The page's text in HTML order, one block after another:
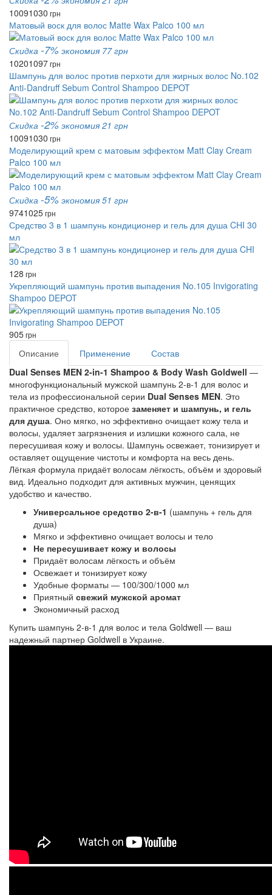
10091030 грн
Матовый воск для волос Matte Wax Palco 100 мл
Скидка -7% экономия 77 грн
10201097грн
Шампунь для волос против перхоти для жирных волос No.102
Anti-Dandruff Sebum Control Shampoo DEPOT
Скидка -2% экономия 21 грн
10091030 грн
Моделирующий крем с матовым эффектом Matt Clay Cream
Palco 100 мл
Скидка -5% экономия 51 грн
9741025грн
Средство 3 в 1 шампунь кондиционер и гель для душа CHI 30
мл
128 грн
Укрепляющий шампунь против выпадения No.105 Invigorating
Shampoo DEPOT
905грн
Описание Применение
Состав
Dual Senses MEN 2-in-1 Shampoo & Body Wash Goldwell —
многофункциональный мужской шампунь 2-в-1 для волос и
тела из профессиональной серии Dual Senses MEN. Это
практичное средство, которое заменяет и шампунь, и гель
для душа. Оно мягко, но эффективно очищает кожу тела и
волосы, удаляет загрязнения и излишки кожного сала, не
пересушивая кожу и волосы. Шампунь освежает, тонизирует и
оставляет ощущение чистоты и комфорта на весь день.
Лёгкая формула придаёт волосам лёгкость, объём и здоровый
вид. Идеально подходит для активных мужчин, ценящих
удобство и качество.
Универсальное средство 2-в-1 (шампунь + гель для
душа)
Мягко и эффективно очищает волосы и тело
Не пересушивает кожу и волосы
Придаёт волосам лёгкость и объём
Освежает и тонизирует кожу
Удобные форматы — 100/300/1000 мл
Приятный свежий мужской аромат
Экономичный расход
Купить шампунь 2-в-1 для волос и тела Goldwell — ваш
надежный партнер Goldwell в Украине.